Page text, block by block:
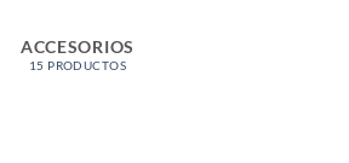
ACCESORIOS
15 PRODUCTOS